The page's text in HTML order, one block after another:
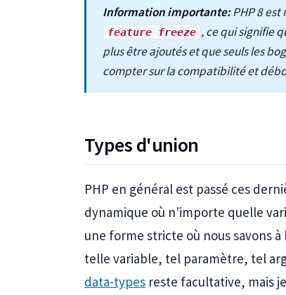
Information importante:PHP 8 est
feature freeze , ce qui signifie
plus être ajoutés et que seuls les
compter sur la compatibilité et
Types d'union
PHP en général est passé ces
dynamique où n'importe quelle
une forme stricte où nous savons
telle variable, tel paramètre, tel
data-types reste facultative, mais